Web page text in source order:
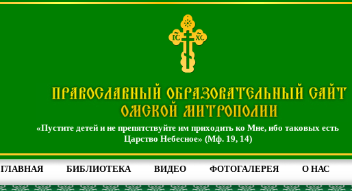
«Пустите детей и не препятствуйте им приходить ко Мне, ибо таковых есть
Царство Небесное» (Мф. 19, 14)
ГЛАВНАЯ БИБЛИОТЕКА ВИДЕО ФОТОГАЛЕРЕЯ О НАС